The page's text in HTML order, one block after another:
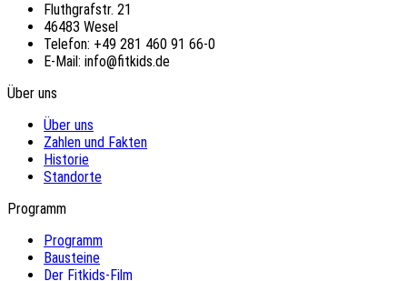
Fluthgrafstr. 21
46483 Wesel
Telefon: +49 281 460 91 66-0
E-Mail: info@fitkids.de
Über uns
Über uns
Zahlen und Fakten
Historie
Standorte
Programm
Programm
Bausteine
Der Fitkids-Film